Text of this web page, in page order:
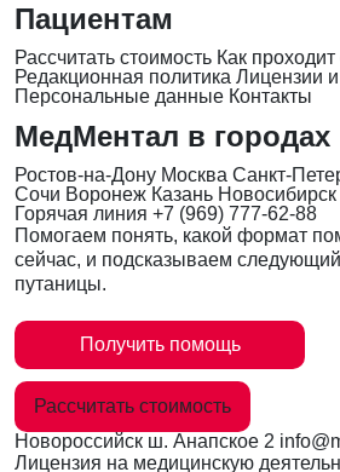
Пациентам
Рассчитать стоимость Как
Редакционная политика Лицензии
Персональные данные Контакты
МедМентал в городах
Ростов-на-Дону Москва Санкт-
Сочи Воронеж Казань Новосибирск
Горячая линия +7 (969) 777-62-88
Помогаем понять, какой формат
сейчас, и подсказываем
путаницы.
Получить помощь
Рассчитать стоимость
Новороссийск ш. Анапское 2
Лицензия на медицинскую